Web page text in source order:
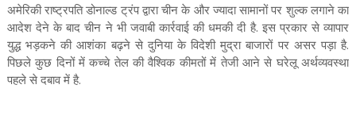
अमेरिकी राष्ट्रपति डोनाल्ड ट्रंप द्वारा चीन के और ज्यादा सामानों पर शुल्क लगाने का
आदेश देने के बाद चीन ने भी जवाबी कार्रवाई की धमकी दी है. इस प्रकार से व्यापार
युद्ध भड़कने की आशंका बढ़ने से दुनिया के विदेशी मुद्रा बाजारों पर असर पड़ा है.
पिछले कुछ दिनों में कच्चे तेल की वैश्विक कीमतों में तेजी आने से घरेलू अर्थव्यवस्था
पहले से दबाव में है.